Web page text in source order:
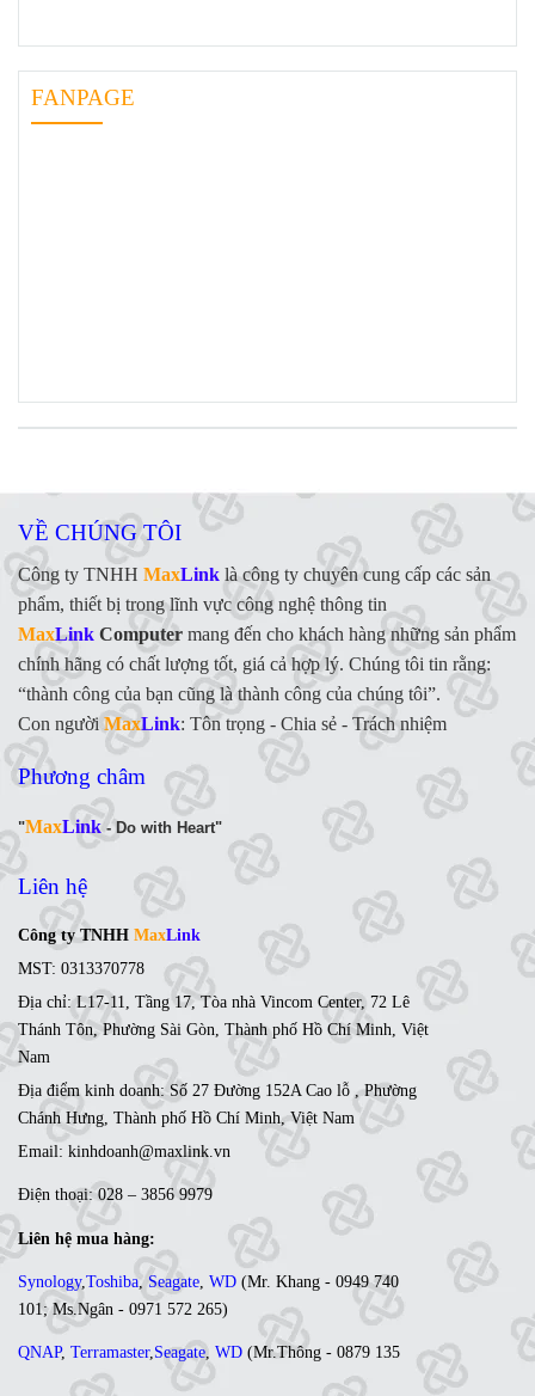
FANPAGE
VỀ CHÚNG TÔI
Công ty TNHH MaxLink là công ty chuyên cung cấp các sản
phẩm, thiết bị trong lĩnh vực công nghệ thông tin
MaxLink Computer mang đến cho khách hàng những sản phẩm
chính hãng có chất lượng tốt, giá cả hợp lý. Chúng tôi tin rằng:
“thành công của bạn cũng là thành công của chúng tôi”.
Con người MaxLink: Tôn trọng - Chia sẻ - Trách nhiệm
Phương châm
"MaxLink - Do with Heart"
Liên hệ
Công ty TNHH MaxLink
MST: 0313370778
Địa chỉ: L17-11, Tầng 17, Tòa nhà Vincom Center, 72 Lê
Thánh Tôn, Phường Sài Gòn, Thành phố Hồ Chí Minh, Việt
Nam
Địa điểm kinh doanh: Số 27 Đường 152A Cao lỗ , Phường
Chánh Hưng, Thành phố Hồ Chí Minh, Việt Nam
Email: kinhdoanh@maxlink.vn
Điện thoại: 028 – 3856 9979
Liên hệ mua hàng:
Synology, Toshiba, Seagate WD (Mr. Khang - 0949 740
101; Ms.Ngân - 0971 572 265)
QNAP, Terramaster,Seagate, WD (Mr.Thông - 0879 135
Ms. Lan Anh - 0984 441 810)